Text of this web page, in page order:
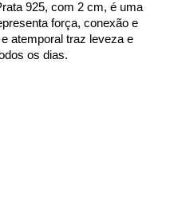
925, com 2 cm, é uma
força, conexão e
atemporal traz leveza e
os dias.